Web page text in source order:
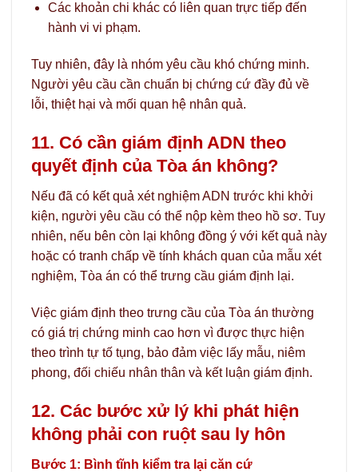
Các khoản chi khác có liên quan trực tiếp đến
hành vi vi phạm.
Tuy nhiên, đây là nhóm yêu cầu khó chứng minh.
Người yêu cầu cần chuẩn bị chứng cứ đầy đủ về
lỗi, thiệt hại và mối quan hệ nhân quả.
11. Có cần giám định ADN theo
quyết định của Tòa án không?
Nếu đã có kết quả xét nghiệm ADN trước khi khởi
kiện, người yêu cầu có thể nộp kèm theo hồ sơ. Tuy
nhiên, nếu bên còn lại không đồng ý với kết quả này
hoặc có tranh chấp về tính khách quan của mẫu xét
nghiệm, Tòa án có thể trưng cầu giám định lại.
Việc giám định theo trưng cầu của Tòa án thường
có giá trị chứng minh cao hơn vì được thực hiện
theo trình tự tố tụng, bảo đảm việc lấy mẫu, niêm
phong, đối chiếu nhân thân và kết luận giám định.
12. Các bước xử lý khi phát hiện
không phải con ruột sau ly hôn
Bước 1: Bình tĩnh kiểm tra lại căn cứ